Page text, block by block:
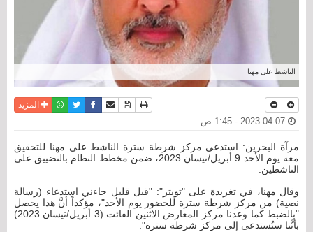
الناشط علي مهنا
نسخة للطباعة
حفظ الموضوع
أرسل الى صديق
فيسبوكتويترواتسابالمزيد
مرآة البحرين: استدعى مركز شرطة سترة الناشط علي مهنا للتحقيق
معه يوم الأحد 9 أبريل/نيسان 2023، ضمن مخطط النظام بالتضييق على
الناشطين.
وقال مهنا، في تغريدة على "تويتر": "قبل قليل جاءني استدعاء (رسالة
نصية) من مركز شرطة سترة للحضور يوم الأحد"، مؤكداً أنَّ هذا يحصل
"بالضبط كما وعدنا مركز المعارض الاثنين الفائت (3 أبريل/نيسان 2023)
بأنَّنا سنُستدعى إلى مركز شرطة سترة".